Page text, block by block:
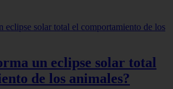
un eclipse solar total
de los animales?